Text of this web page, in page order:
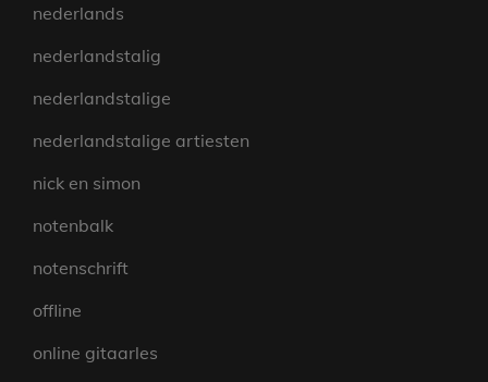
nederlands
nederlandstalig
nederlandstalige
nederlandstalige artiesten
nick en simon
notenbalk
notenschrift
offline
online gitaarles